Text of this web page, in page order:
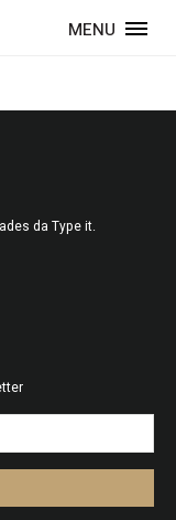
MENU
da Type it.